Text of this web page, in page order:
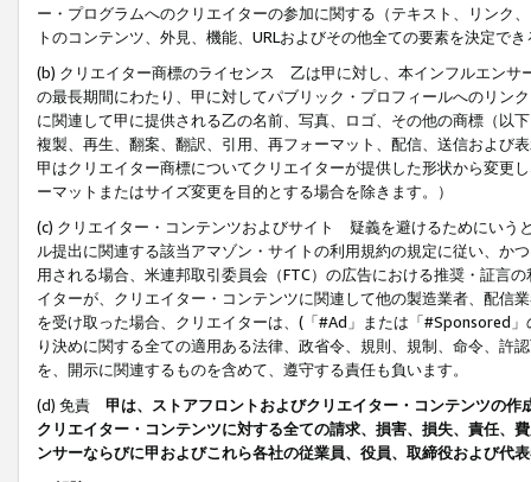
ー・プログラムへのクリエイターの参加に関する（テキスト、リンク
トのコンテンツ、外見、機能、URLおよびその他全ての要素を決定で
(b) クリエイター商標のライセンス 乙は甲に対し、本インフルエンサ
の最長期間にわたり、甲に対してパブリック・プロフィールへのリン
に関連して甲に提供される乙の名前、写真、ロゴ、その他の商標（以
複製、再生、翻案、翻訳、引用、再フォーマット、配信、送信および
甲はクリエイター商標についてクリエイターが提供した形状から変更
ーマットまたはサイズ変更を目的とする場合を除きます。）
(c) クリエイター・コンテンツおよびサイト 疑義を避けるためにいう
ル提出に関連する該当アマゾン・サイトの利用規約の規定に従い、か
用される場合、米連邦取引委員会（FTC）の広告における推奨・証言
イターが、クリエイター・コンテンツに関連して他の製造業者、配信
を受け取った場合、クリエイターは、(「#Ad」または「#Sponsored
り決めに関する全ての適用ある法律、政省令、規則、規制、命令、許
を、開示に関連するものを含めて、遵守する責任も負います。
(d) 免責 甲は、ストアフロントおよびクリエイター・コンテンツの
クリエイター・コンテンツに対する全ての請求、損害、損失、責任、
ンサーならびに甲およびこれら各社の従業員、役員、取締役および代